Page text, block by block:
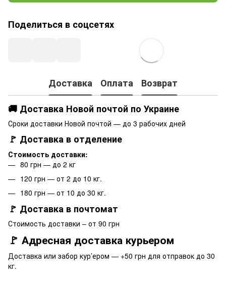
Поделиться в соцсетях
Доставка Оплата
Возврат
🚚 Доставка Новой почтой по Украине
Сроки доставки Новой почтой — до 3 рабочих дней
🚩 Доставка в отделение
Стоимость доставки:
80 грн — до 2 кг
120 грн — от 2 до 10 кг.
180 грн — от 10 до 30 кг.
🚩 Доставка в почтомат
Стоимость доставки – от 90 грн
🚩 Адресная доставка курьером
Доставка или забор кур’ером — +50 грн для отправок до 30
кг.